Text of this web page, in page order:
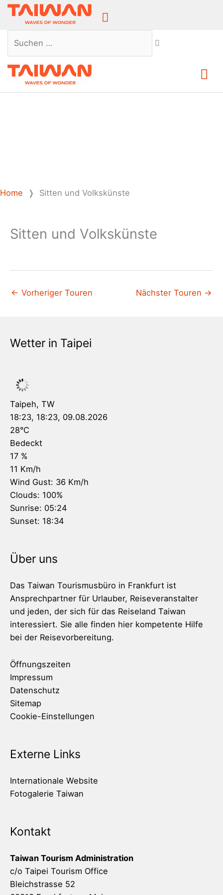
Above
Suchen …
Home ❭ Sitten und Volkskünste
Sitten und Volkskünste
← Vorheriger Touren Nächster Touren →
Wetter in Taipei
Taipeh, TW
18:23, 18:23, 09.08.2026
28°C
Bedeckt
17 %
11 Km/h
Wind Gust: 36 Km/h
Clouds: 100%
Sunrise: 05:24
Sunset: 18:34
Über uns
Das Taiwan Tourismusbüro in Frankfurt ist
Ansprechpartner für Urlauber, Reiseveranstalter
und jeden, der sich für das Reiseland Taiwan
interessiert. Sie alle finden hier kompetente Hilfe
bei der Reisevorbereitung.
Öffnungszeiten
Impressum
Datenschutz
Sitemap
Cookie-Einstellungen
Externe Links
Internationale Website
Fotogalerie Taiwan
Kontakt
Taiwan Tourism Administration
c/o Taipei Tourism Office
Bleichstrasse 52